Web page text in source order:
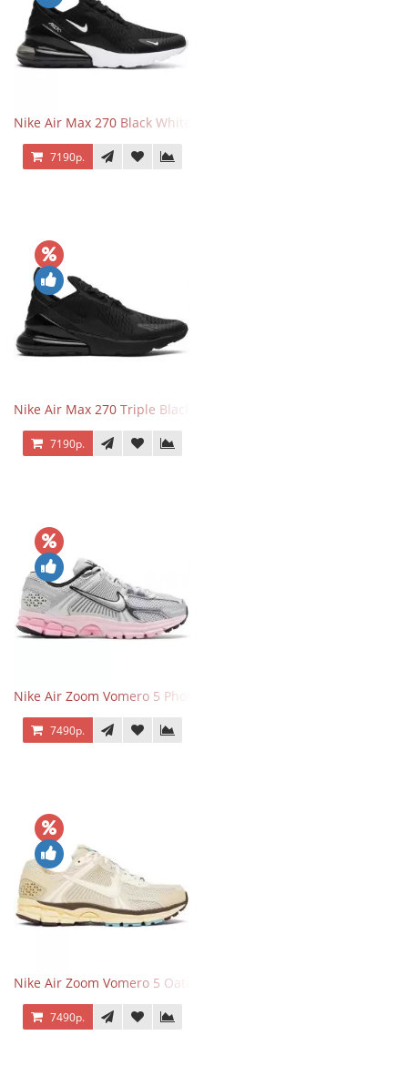
Nike Air Max 270 Black White
7190р.
Nike Air Max 270 Triple Black
7190р.
Nike Air Zoom Vomero 5 Photon Dust Pink Foam
7490р.
Nike Air Zoom Vomero 5 Oatmeal
7490р.